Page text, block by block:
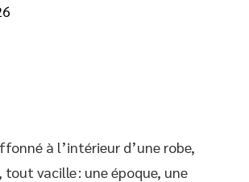
à l’intérieur d’une robe,
vacille : une époque, une